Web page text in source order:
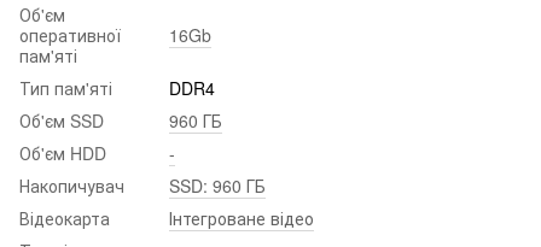
Об'єм
оперативної
пам'яті
16Gb
Тип пам'яті
DDR4
Об'єм SSD
960 ГБ
Об'єм HDD
-
Накопичувач
SSD: 960 ГБ
Відеокарта
Інтегроване відео